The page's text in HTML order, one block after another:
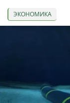
ЭКОНОМИКА